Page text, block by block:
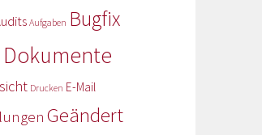
Aufgaben Bugfix
Dokumente
Drucken E-Mail
Geändert